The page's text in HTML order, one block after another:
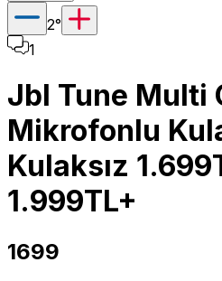
2°
1
Jbl Tune Multi
Mikrofonlu
Kulaksız
1.999TL+
1699